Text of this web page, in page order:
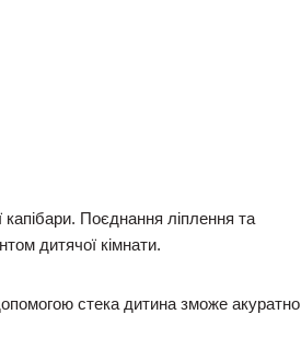
капібари. Поєднання ліплення та
дитячої кімнати.
стека дитина зможе акуратно